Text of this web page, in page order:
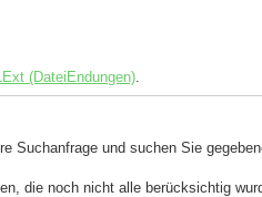
(DateiEndungen).
Suchanfrage und suchen Sie
die noch nicht alle berücksichtig